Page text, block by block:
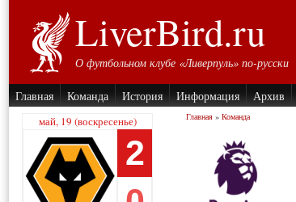
LiverBird.ru
О футбольном клубе «Ливерпуль» по-русски
Главная Команда История Информация Архив
май, 19 (воскресенье)
2
Главная » Команда